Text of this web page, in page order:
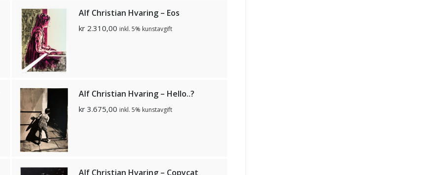
Alf Christian Hvaring – Eos
kr2.310,00 inkl. 5% kunstavgift
Alf Christian Hvaring – Hello..?
kr3.675,00 inkl. 5% kunstavgift
Alf Christian Hvaring – Copycat